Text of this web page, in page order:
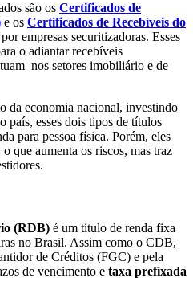
são os Certificados de
e os Certificados de Recebíveis do
empresas securitizadoras. Esses
o adiantar recebíveis
nos setores imobiliário e de
da economia nacional, investindo
país, esses dois tipos de títulos
para pessoa física. Porém, eles
que aumenta os riscos, mas traz
(RDB) é um título de renda fixa
no Brasil. Assim como o CDB,
de Créditos (FGC) e pela
de vencimento e taxa prefixada